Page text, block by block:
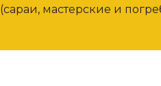
(сараи, мастерские и